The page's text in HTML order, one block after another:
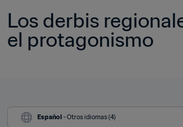
Los derbis
el protagonismo
Español - Otros idiomas (4)